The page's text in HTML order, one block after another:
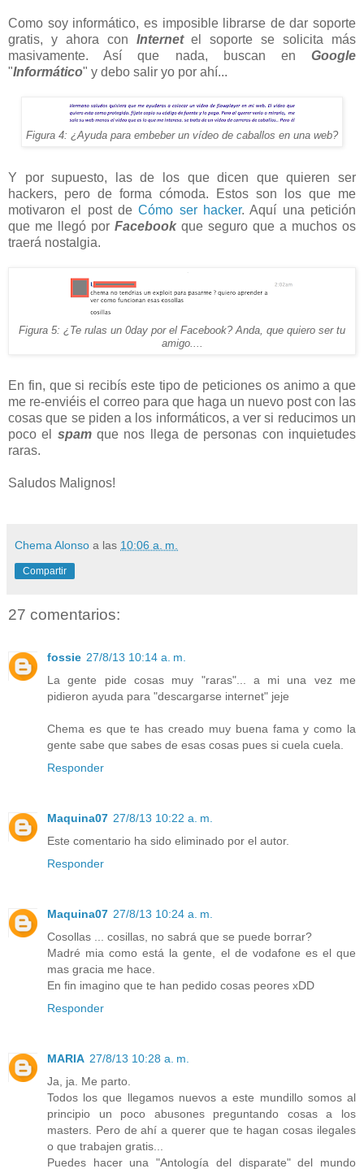
Como soy informático, es imposible librarse de dar soporte
gratis, y ahora con Internetel soporte se solicita más
masivamente. Así que nada, buscan en Google
"Informático" y debo salir yo por ahí...
Figura 4: ¿Ayuda para embeber un vídeo de caballos en una web?
Y por supuesto, las de los que dicen que quieren ser
hackers, pero de forma cómoda. Estos son los que me
motivaron el post deCómo ser hacker. Aquí una petición
que me llegó por Facebook que seguro que a muchos os
traerá nostalgia.
Figura 5: ¿Te rulas un 0day por el Facebook? Anda, que quiero ser tu
amigo....
En fin, que si recibís este tipo de peticiones os animo a que
me re-enviéis el correo para que haga un nuevo post con las
cosas que se piden a los informáticos, a ver si reducimos un
poco el spamque nos llega de personas con inquietudes
raras.
Saludos Malignos!
Chema Alonso a las 10:06 a. m.
Compartir
27 comentarios:
fossie 27/8/13 10:14 a. m.
La gente pide cosas muy "raras"... a mi una vez me
pidieron ayuda para "descargarse internet" jeje
Chema es que te has creado muy buena fama y como la
gente sabe que sabes de esas cosas pues si cuela cuela.
Responder
Maquina07 27/8/13 10:22 a. m.
Este comentario ha sido eliminado por el autor.
Responder
Maquina07 27/8/13 10:24 a. m.
Cosollas ... cosillas, no sabrá que se puede borrar?
Madré mia como está la gente, el de vodafone es el que
mas gracia me hace.
En fin imagino que te han pedido cosas peores xDD
Responder
MARIA 27/8/13 10:28 a. m.
Ja, ja. Me parto.
Todos los que llegamos nuevos a este mundillo somos al
principio un poco abusones preguntando cosas a los
masters. Pero de ahí a querer que te hagan cosas ilegales
o que trabajen gratis...
Puedes hacer una "Antología del disparate" del mundo